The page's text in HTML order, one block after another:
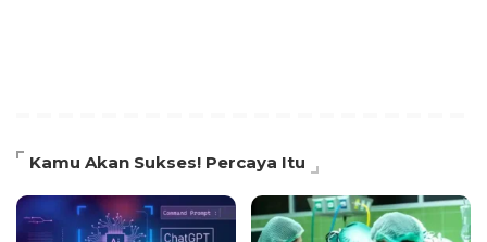
Kamu Akan Sukses! Percaya Itu